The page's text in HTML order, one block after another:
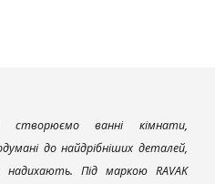
створюємо ванні кімнати,
до найдрібніших деталей,
Під маркою RAVAK